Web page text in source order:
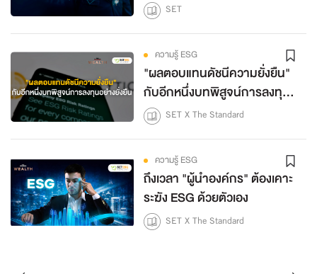
SET
ความรู้ ESG
"ผลตอบแทนดัชนีความยั่งยืน"
กับอีกหนึ่งบทพิสูจน์การลงทุน
อย่างยั่งยืน
SET X The Standard
ความรู้ ESG
ถึงเวลา "ผู้นำองค์กร" ต้องเคาะ
ระฆัง ESG ด้วยตัวเอง
SET X The Standard